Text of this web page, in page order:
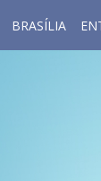
BRASÍLIA